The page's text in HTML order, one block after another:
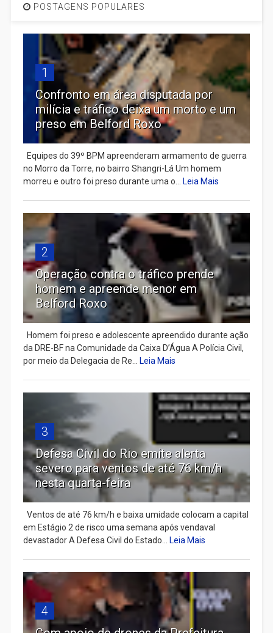
POSTAGENS POPULARES
1
Confronto em área disputada por
milícia e tráfico deixa um morto e um
preso em Belford Roxo
Equipes do 39º BPM apreenderam armamento de guerra
no Morro da Torre, no bairro Shangri-Lá Um homem
morreu e outro foi preso durante uma o... Leia Mais
2
Operação contra o tráfico prende
homem e apreende menor em
Belford Roxo
Homem foi preso e adolescente apreendido durante ação
da DRE-BF na Comunidade da Caixa D’Água A Polícia Civil,
por meio da Delegacia de Re... Leia Mais
3
Defesa Civil do Rio emite alerta
severo para ventos de até 76 km/h
nesta quarta-feira
Ventos de até 76 km/h e baixa umidade colocam a capital
em Estágio 2 de risco uma semana após vendaval
devastador A Defesa Civil do Estado... Leia Mais
4